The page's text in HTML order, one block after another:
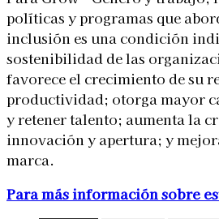
políticas y programas que
inclusión es una condición
sostenibilidad de las
favorece el crecimiento de su
productividad; otorga mayor
y retener talento; aumenta la
innovación y apertura; y
marca.
Para más información sobre